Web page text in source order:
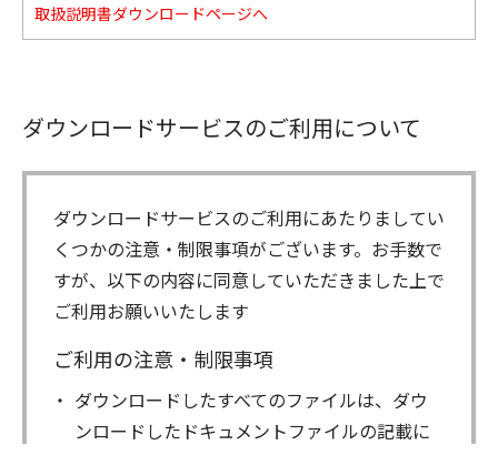
取扱説明書ダウンロードページへ
ダウンロードサービスのご利用について
ダウンロードサービスのご利用にあたりましてい
くつかの注意・制限事項がございます。お手数で
すが、以下の内容に同意していただきました上で
ご利用お願いいたします
ご利用の注意・制限事項
ダウンロードしたすべてのファイルは、ダウ
ンロードしたドキュメントファイルの記載に